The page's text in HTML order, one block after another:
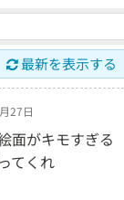
最新を表示する
27日
面がキモすぎる
てくれ